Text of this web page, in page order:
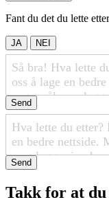
Fant du det du lette
JA NEI
Send
Send
Takk for at